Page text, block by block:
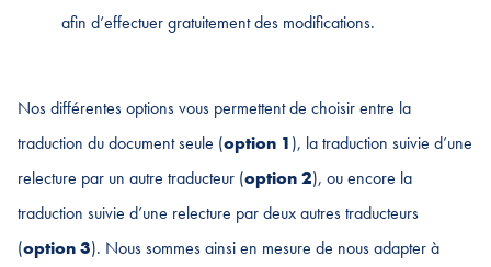
afin d’effectuer gratuitement des modifications.
Nos différentes options vous permettent de choisir entre la
traduction du document seule (option 1), la traduction suivie d’une
relecture par un autre traducteur (option 2), ou encore la
traduction suivie d’une relecture par deux autres traducteurs
(option 3). Nous sommes ainsi en mesure de nous adapter à